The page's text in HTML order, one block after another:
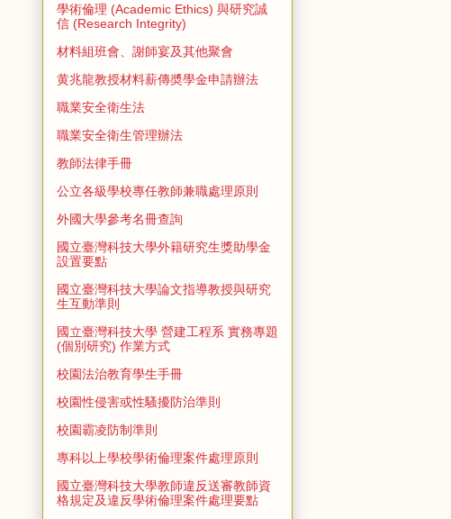
學術倫理 (Academic Ethics) 與研究誠
信 (Research Integrity)
材料組班會、謝師宴及其他聚會
黄兆龍教授材料薪傳奬學金申請辦法
職業安全衛生法
職業安全衛生管理辦法
教師法律手冊
公立各級學校專任教師兼職處理原則
外國大學參考名冊查詢
國立臺灣科技大學外籍研究生獎助學金
設置要點
國立臺灣科技大學論文指導教授與研究
生互動準則
國立臺灣科技大學 營建工程系 實務專題
(個別研究) 作業方式
校園法治教育學生手冊
校園性侵害或性騷擾防治準則
校園霸凌防制準則
專科以上學校學術倫理案件處理原則
國立臺灣科技大學教師違反送審教師資
格規定及違反學術倫理案件處理要點